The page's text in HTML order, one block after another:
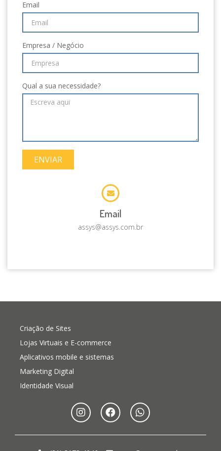
Email
assys@assys.com.br
Email
Empresa / Negócio
Qual a sua necessidade?
ENVIAR
Criação de Sites
Lojas Virtuais e E-commerce
Aplicativos mobile e sistemas
Marketing Digital
Identidade Visual